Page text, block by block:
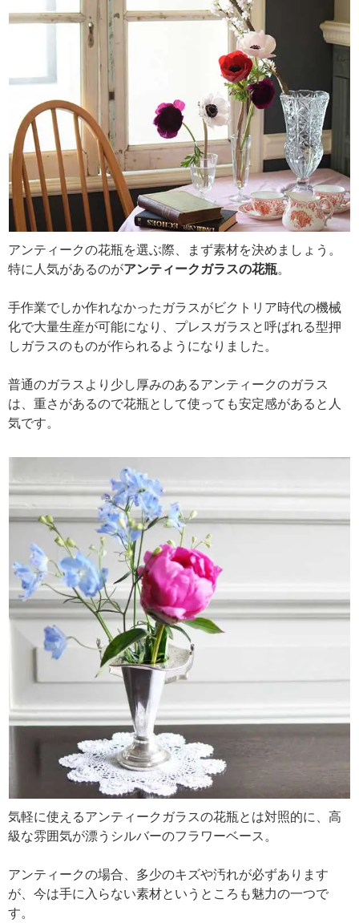
アンティークの花瓶を選ぶ際、まず素材を決めましょう。
特に人気があるのがアンティークガラスの花瓶。
手作業でしか作れなかったガラスがビクトリア時代の機械
化で大量生産が可能になり、プレスガラスと呼ばれる型押
しガラスのものが作られるようになりました。
普通のガラスより少し厚みのあるアンティークのガラス
は、重さがあるので花瓶として使っても安定感があると人
気です。
気軽に使えるアンティークガラスの花瓶とは対照的に、高
級な雰囲気が漂うシルバーのフラワーベース。
アンティークの場合、多少のキズや汚れが必ずあります
が、今は手に入らない素材というところも魅力の一つで
す。